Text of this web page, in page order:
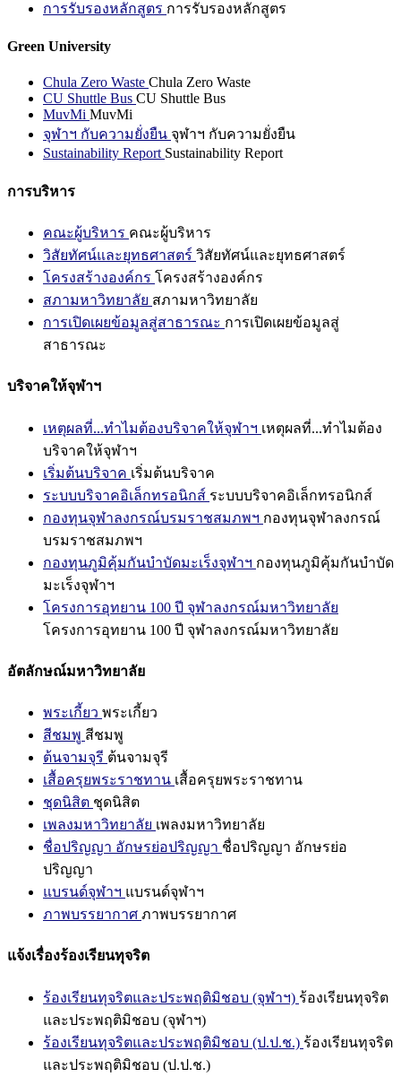
การรับรองหลักสูตร การรับรองหลักสูตร
Green University
Chula Zero Waste Chula Zero Waste
CU Shuttle Bus CU Shuttle Bus
MuvMi MuvMi
จุฬาฯ กับความยั่งยืน จุฬาฯ กับความยั่งยืน
Sustainability Report Sustainability Report
การบริหาร
คณะผู้บริหาร คณะผู้บริหาร
วิสัยทัศน์และยุทธศาสตร์ วิสัยทัศน์และยุทธศาสตร์
โครงสร้างองค์กร โครงสร้างองค์กร
สภามหาวิทยาลัย สภามหาวิทยาลัย
การเปิดเผยข้อมูลสู่สาธารณะ การเปิดเผยข้อมูลสู่
สาธารณะ
บริจาคให้จุฬาฯ
เหตุผลที่...ทำไมต้องบริจาคให้จุฬาฯ เหตุผลที่...ทำไมต้อง
บริจาคให้จุฬาฯ
เริ่มต้นบริจาค เริ่มต้นบริจาค
ระบบบริจาคอิเล็กทรอนิกส์ ระบบบริจาคอิเล็กทรอนิกส์
กองทุนจุฬาลงกรณ์บรมราชสมภพฯ กองทุนจุฬาลงกรณ์
บรมราชสมภพฯ
กองทุนภูมิคุ้มกันบำบัดมะเร็งจุฬาฯ กองทุนภูมิคุ้มกันบำบัด
มะเร็งจุฬาฯ
โครงการอุทยาน 100 ปี จุฬาลงกรณ์มหาวิทยาลัย
โครงการอุทยาน 100 ปี จุฬาลงกรณ์มหาวิทยาลัย
อัตลักษณ์มหาวิทยาลัย
พระเกี้ยว พระเกี้ยว
สีชมพู สีชมพู
ต้นจามจุรี ต้นจามจุรี
เสื้อครุยพระราชทาน เสื้อครุยพระราชทาน
ชุดนิสิต ชุดนิสิต
เพลงมหาวิทยาลัย เพลงมหาวิทยาลัย
ชื่อปริญญา อักษรย่อปริญญา ชื่อปริญญา อักษรย่อ
ปริญญา
แบรนด์จุฬาฯ แบรนด์จุฬาฯ
ภาพบรรยากาศ ภาพบรรยากาศ
แจ้งเรื่องร้องเรียนทุจริต
ร้องเรียนทุจริตและประพฤติมิชอบ (จุฬาฯ) ร้องเรียนทุจริต
และประพฤติมิชอบ (จุฬาฯ)
ร้องเรียนทุจริตและประพฤติมิชอบ (ป.ป.ช.) ร้องเรียนทุจริต
และประพฤติมิชอบ (ป.ป.ช.)